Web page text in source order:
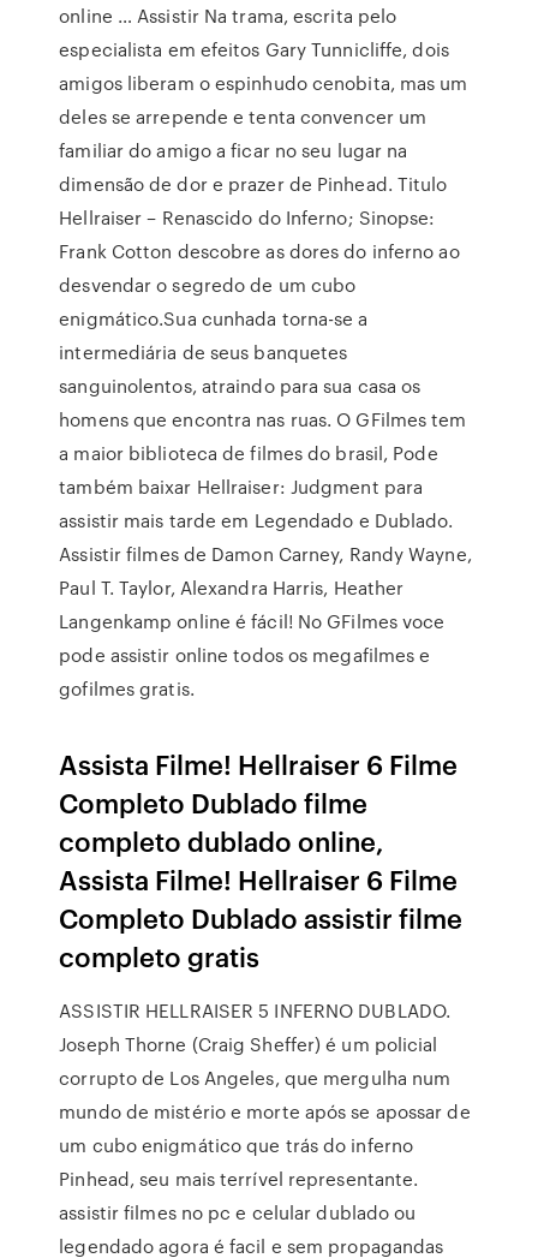
online … Assistir Na trama, escrita pelo
especialista em efeitos Gary Tunnicliffe, dois
amigos liberam o espinhudo cenobita, mas um
deles se arrepende e tenta convencer um
familiar do amigo a ficar no seu lugar na
dimensão de dor e prazer de Pinhead. Titulo
Hellraiser – Renascido do Inferno; Sinopse:
Frank Cotton descobre as dores do inferno ao
desvendar o segredo de um cubo
enigmático.Sua cunhada torna-se a
intermediária de seus banquetes
sanguinolentos, atraindo para sua casa os
homens que encontra nas ruas. O GFilmes tem
a maior biblioteca de filmes do brasil, Pode
também baixar Hellraiser: Judgment para
assistir mais tarde em Legendado e Dublado.
Assistir filmes de Damon Carney, Randy Wayne,
Paul T. Taylor, Alexandra Harris, Heather
Langenkamp online é fácil! No GFilmes voce
pode assistir online todos os megafilmes e
gofilmes gratis.
Assista Filme! Hellraiser 6 Filme
Completo Dublado filme
completo dublado online,
Assista Filme! Hellraiser 6 Filme
Completo Dublado assistir filme
completo gratis
ASSISTIR HELLRAISER 5 INFERNO DUBLADO.
Joseph Thorne (Craig Sheffer) é um policial
corrupto de Los Angeles, que mergulha num
mundo de mistério e morte após se apossar de
um cubo enigmático que trás do inferno
Pinhead, seu mais terrível representante.
assistir filmes no pc e celular dublado ou
legendado agora é facil e sem propagandas